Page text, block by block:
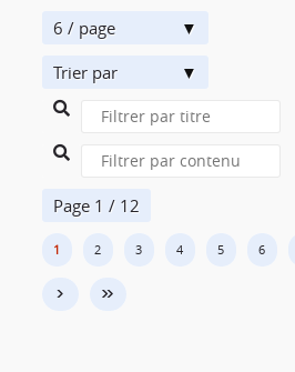
6 / page
Trier par
Page 1 / 12
1 2 3 4 5 6
› »